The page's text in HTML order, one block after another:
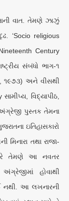
વાત. તેમણે ઝાઝું
religious
Century
સંબંધો ભાગ-૧
૧૯૭૩) અને વીસથી
વિદ્યાપીઠ,
પુસ્તક તેમના
ઇતિહાસકારો
મિનારા તથા રાજા-
તેમણે આ નવતર
હોવાથી
નથી. આ લખનારની